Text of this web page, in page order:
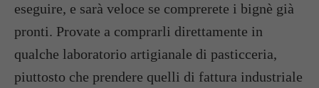
eseguire, e sarà veloce se comprerete i bignè già
pronti. Provate a comprarli direttamente in
qualche laboratorio artigianale di pasticceria,
piuttosto che prendere quelli di fattura industriale